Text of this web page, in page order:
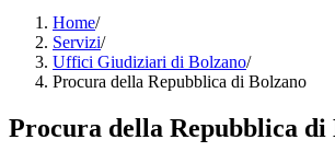
Home/
Servizi/
Uffici Giudiziari di Bolzano/
Procura della Repubblica di Bolzano
Procura della Repubblica di